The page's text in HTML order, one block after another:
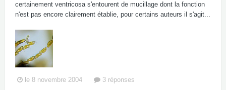
certainement ventricosa s'entourent de mucillage dont la fonction
n'est pas encore clairement établie, pour certains auteurs il s'agit...
le 8 novembre 2004 3 réponses